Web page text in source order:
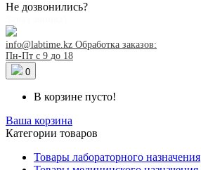
Не дозвонились?
info@labtime.kz Обработка заказов:
Пн-Пт с 9 до 18
0
В корзине пусто!
Ваша корзина
Категории товаров
Товары лабораторного назначения